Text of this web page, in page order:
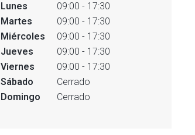
Lunes
09:00 - 17:30
Martes
09:00 - 17:30
Miércoles
09:00 - 17:30
Jueves
09:00 - 17:30
Viernes
09:00 - 17:30
Sábado
Cerrado
Domingo
Cerrado